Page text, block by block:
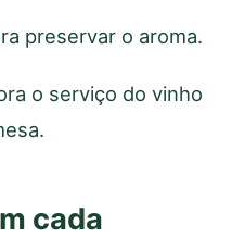
preservar o aroma.
o serviço do vinho
cada